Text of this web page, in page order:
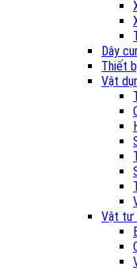
Dây
Thiết
Vật
Vật tư